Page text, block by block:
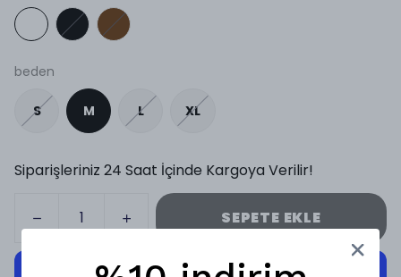
beden
S M L XL
Siparişleriniz 24 Saat İçinde Kargoya Verilir!
SEPETE EKLE